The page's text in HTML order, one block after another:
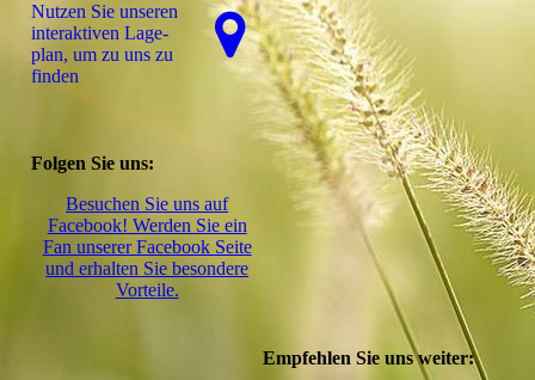
Nutzen Sie unseren
interaktiven La­ge­
plan, um zu uns zu
finden
Folgen Sie uns:
Besuchen Sie uns auf
Facebook! Werden Sie ein
Fan unserer Facebook Seite
und erhalten Sie besondere
Vorteile.
Empfehlen Sie uns weiter: